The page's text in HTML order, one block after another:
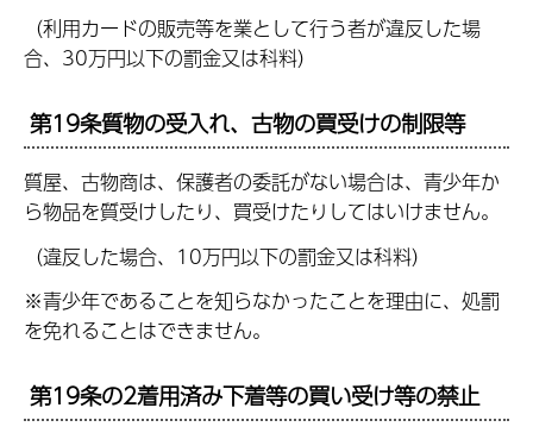
（利用カードの販売等を業として行う者が違反した場
合、30万円以下の罰金又は科料）
第19条質物の受入れ、古物の買受けの制限等
質屋、古物商は、保護者の委託がない場合は、青少年か
ら物品を質受けしたり、買受けたりしてはいけません。
（違反した場合、10万円以下の罰金又は科料）
※青少年であることを知らなかったことを理由に、処罰
を免れることはできません。
第19条の2着用済み下着等の買い受け等の禁止